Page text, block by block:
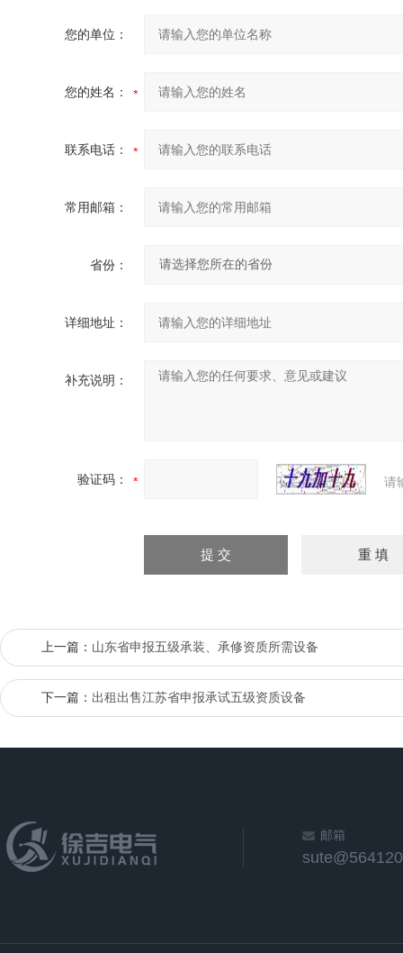
您的单位：
您的姓名：
联系电话：
常用邮箱：
省份：
详细地址：
补充说明：
验证码： 请
上一篇： 山东省申报五级承装、承修资质所需设备
下一篇： 出租出售江苏省申报承试五级资质设备
邮箱